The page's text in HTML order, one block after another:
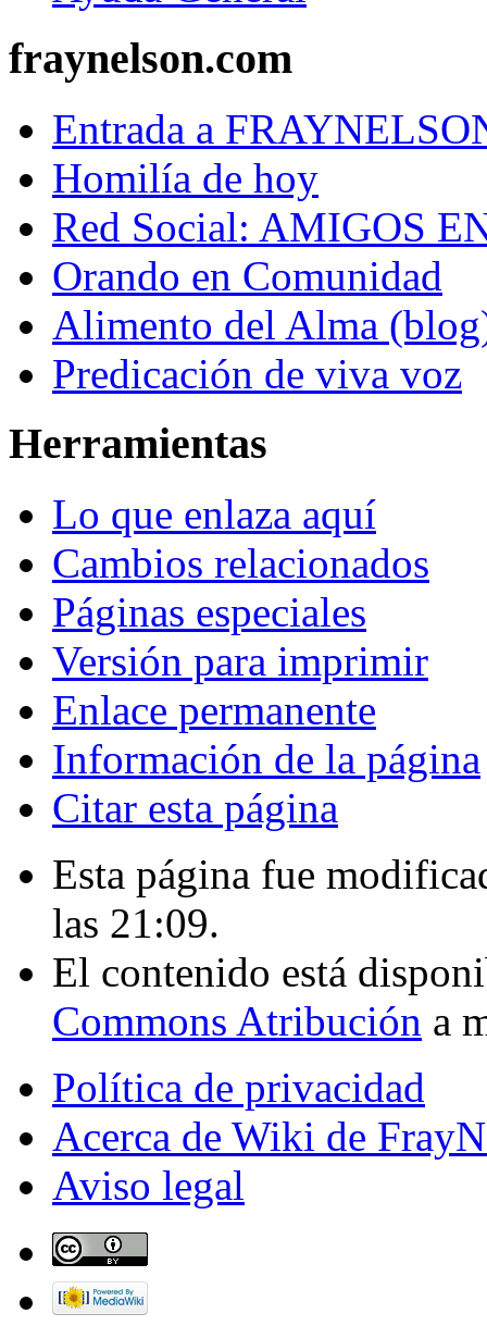
fraynelson.com
Entrada a
Homilía de hoy
Red Social: AMIGOS
Orando en Comunidad
Alimento del Alma
Predicación de viva voz
Herramientas
Lo que enlaza aquí
Cambios relacionados
Páginas especiales
Versión para imprimir
Enlace permanente
Información de la página
Citar esta página
Esta página fue
las 21:09.
El contenido está
Commons Atribución a
Política de privacidad
Acerca de Wiki de
Aviso legal